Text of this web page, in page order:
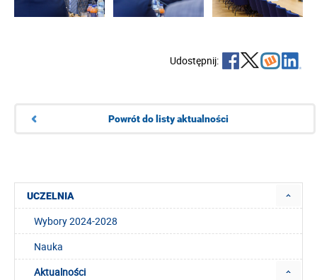
Udostępnij:
Powrót do listy aktualności
UCZELNIA
Wybory 2024-2028
Nauka
Aktualności